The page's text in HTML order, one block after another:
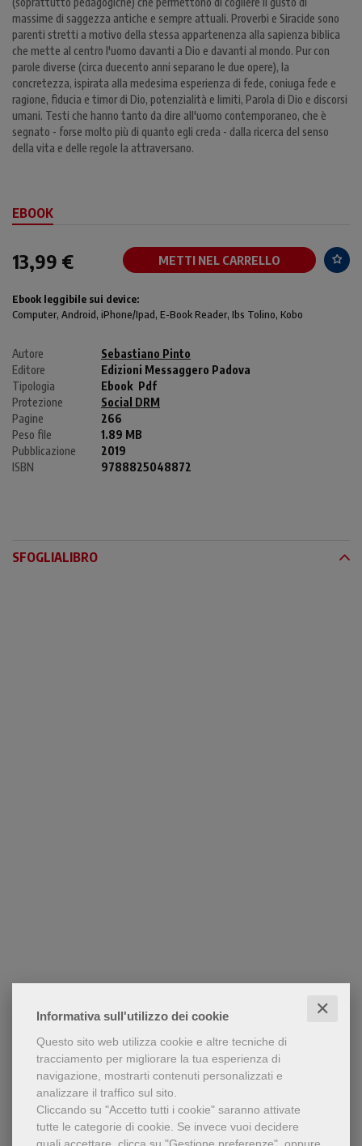
Informativa sull'utilizzo dei cookie ✕
Questo sito web utilizza cookie e altre tecniche di
tracciamento per migliorare la tua esperienza di
navigazione, mostrarti contenuti personalizzati e
analizzare il traffico sul sito.
Cliccando su "Accetto tutti i cookie" saranno attivate
tutte le categorie di cookie. Se invece vuoi decidere
massime di saggezza antiche e sempre attuali. Proverbi e Siracide sono
parenti stretti a motivo della stessa appartenenza alla sapienza biblica
che mette al centro l'uomo davanti a Dio e davanti al mondo. Pur con
parole diverse (circa duecento anni separano le due opere), la
concretezza, ispirata alla medesima esperienza di fede, coniuga fede e
ragione, fiducia e timor di Dio, potenzialità e limiti, Parola di Dio e discorsi
umani. Testi che hanno tanto da dire all'uomo contemporaneo, che è
segnato - forse molto più di quanto egli creda - dalla ricerca del senso
della vita e delle regole la attraversano.
EBOOK
13,99 € METTI NEL CARRELLO
Ebook leggibile sui device:
Computer, Android, iPhone/Ipad, E-Book Reader, Ibs Tolino, Kobo
Autore
Sebastiano Pinto
Editore
Edizioni Messaggero Padova
Tipologia
Ebook Pdf
Protezione
Social DRM
Pagine
266
Peso file
1.89 MB
Pubblicazione
2019
ISBN
9788825048872
SFOGLIALIBRO